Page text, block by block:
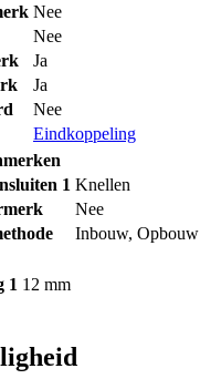
Nee
Nee
Ja
Ja
Nee
Eindkoppeling
1 Knellen
Nee
Inbouw, Opbouw
1 12 mm